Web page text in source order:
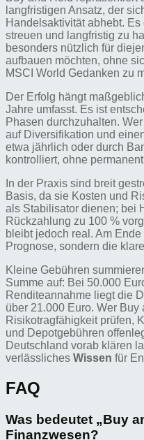
langfristigen Ansatz, der
Handelsaktivität abhebt.
streuen und langfristig zu
besonders nützlich für
aufbauen möchten, ohne
MSCI World Gedanken zu
Der Erfolg hängt
Jahre umfasst. Es ist
Phasen durchzuhalten.
auf Diversifikation und
etwa jährlich oder durch
kontrolliert, ohne
In der Praxis sind breit
Basis, da sie Kosten und
als Stabilisator dienen; bei
Rückzahlung zu 100 %
bleibt jedoch real. Am
Prognose, sondern die
Kleine Gebühren
Summe auf: Bei 50.000
Renditeannahme liegt die
über 21.000 Euro. Wer Buy
Risikotragfähigkeit prüfen,
und Depotgebühren
Deutschland vorab klären
verlässliches Wissen für
FAQ
Was bedeutet „Buy
Finanzwesen?